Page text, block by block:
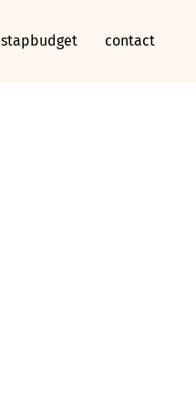
stapbudget contact